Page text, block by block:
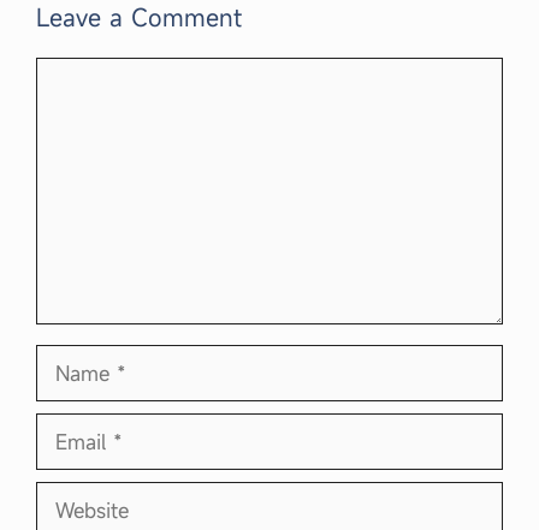
Leave a Comment
Name
Email
Website